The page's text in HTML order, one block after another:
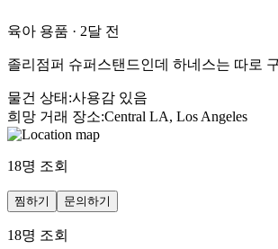
육아 용품 · 2달 전
졸리점퍼 슈퍼스탠드인데 하네스는 따로
물건 상태 :사용감 있음
희망 거래 장소:Central LA, Los Angeles
18명 조회
찜하기 문의하기
18명 조회